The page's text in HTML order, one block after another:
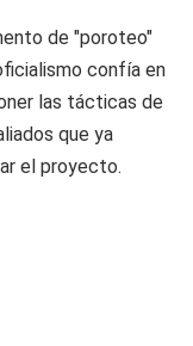
de "poroteo"
confía en
las tácticas de
que ya
el proyecto.